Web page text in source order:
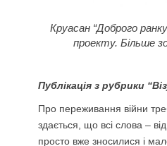
Круасан “Доброго
проекту. Більше
Публікація з рубрики
Про переживання війни
здається, що всі слова –
просто вже зносилися і